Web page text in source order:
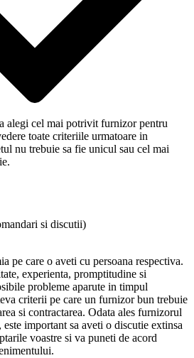
alegi cel mai potrivit furnizor pentru
toate criteriile urmatoare in
nu trebuie sa fie unicul sau cel mai
si discutii)
pe care o aveti cu persoana respectiva.
experienta, promptitudine si
probleme aparute in timpul
criterii pe care un furnizor bun trebuie
si contractarea. Odata ales furnizorul
important sa aveti o discutie extinsa
voastre si va puneti de acord